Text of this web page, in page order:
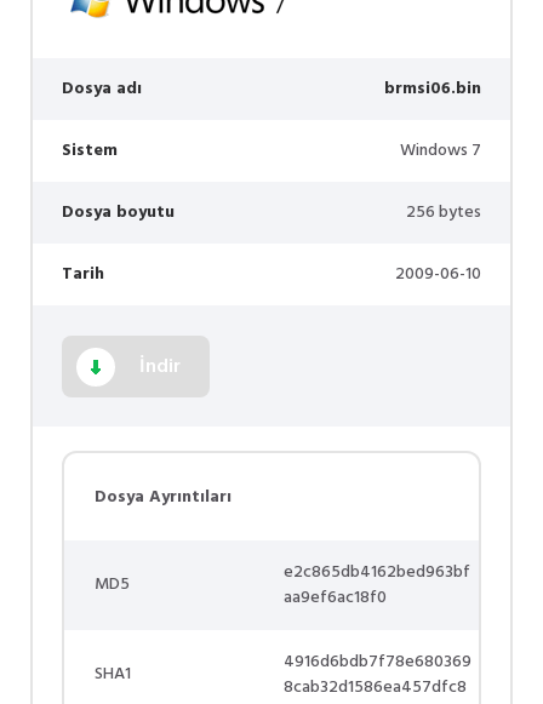
Dosya adı brmsi06.bin
Sistem Windows 7
Dosya boyutu 256 bytes
Tarih 2009-06-10
İndir
Dosya Ayrıntıları
MD5
e2c865db4162bed963bf
aa9ef6ac18f0
SHA1
4916d6bdb7f78e680369
8cab32d1586ea457dfc8